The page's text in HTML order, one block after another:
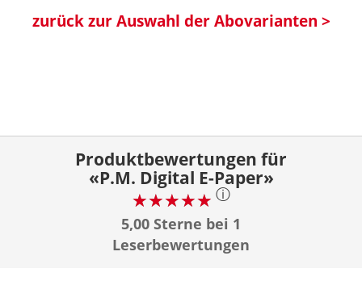
zurück zur Auswahl der Abovarianten >
Produktbewertungen für
«P.M. Digital E-Paper»
ⓘ
5,00 Sterne bei 1
Leserbewertungen